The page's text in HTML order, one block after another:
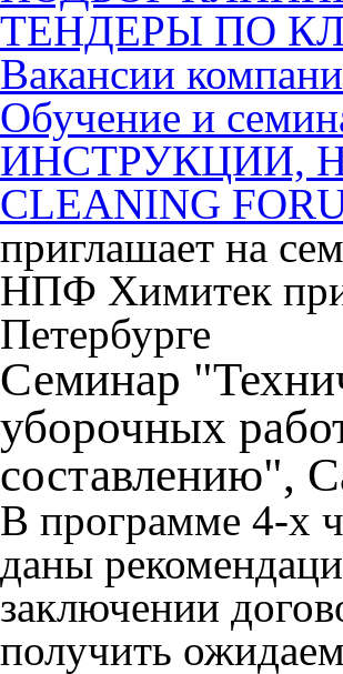
ТЕНДЕРЫ ПО
Вакансии
Обучение и
ИНСТРУКЦИИ,
CLEANING
приглашает на
НПФ Химитек
Петербурге
Семинар
уборочных
составлению",
В программе 4-х
даны
заключении
получить